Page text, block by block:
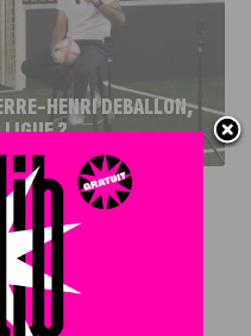
HENRI DEBALLON,
LIGUE 2
avec Pierre-Henri
de la montée en
en Ligue 2 après trois ans